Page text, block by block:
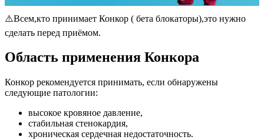
⚠️Всем,кто принимает Конкор ( бета блокаторы),это нужно
сделать перед приёмом.
Область применения Конкора
Конкор рекомендуется принимать, если обнаружены
следующие патологии:
высокое кровяное давление,
стабильная стенокардия,
хроническая сердечная недостаточность.